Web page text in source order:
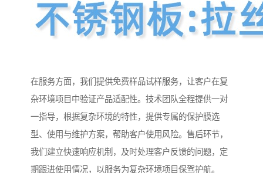
在服务方面，我们提供免费样品试样服务，让客户在复
杂环境项目中验证产品适配性。技术团队全程提供一对
一指导，根据复杂环境的特性，提供专属的保护膜选
型、使用与维护方案，帮助客户使用风险。售后环节，
我们建立快速响应机制，及时处理客户反馈的问题，定
期跟进使用情况，以服务为复杂环境项目保驾护航。